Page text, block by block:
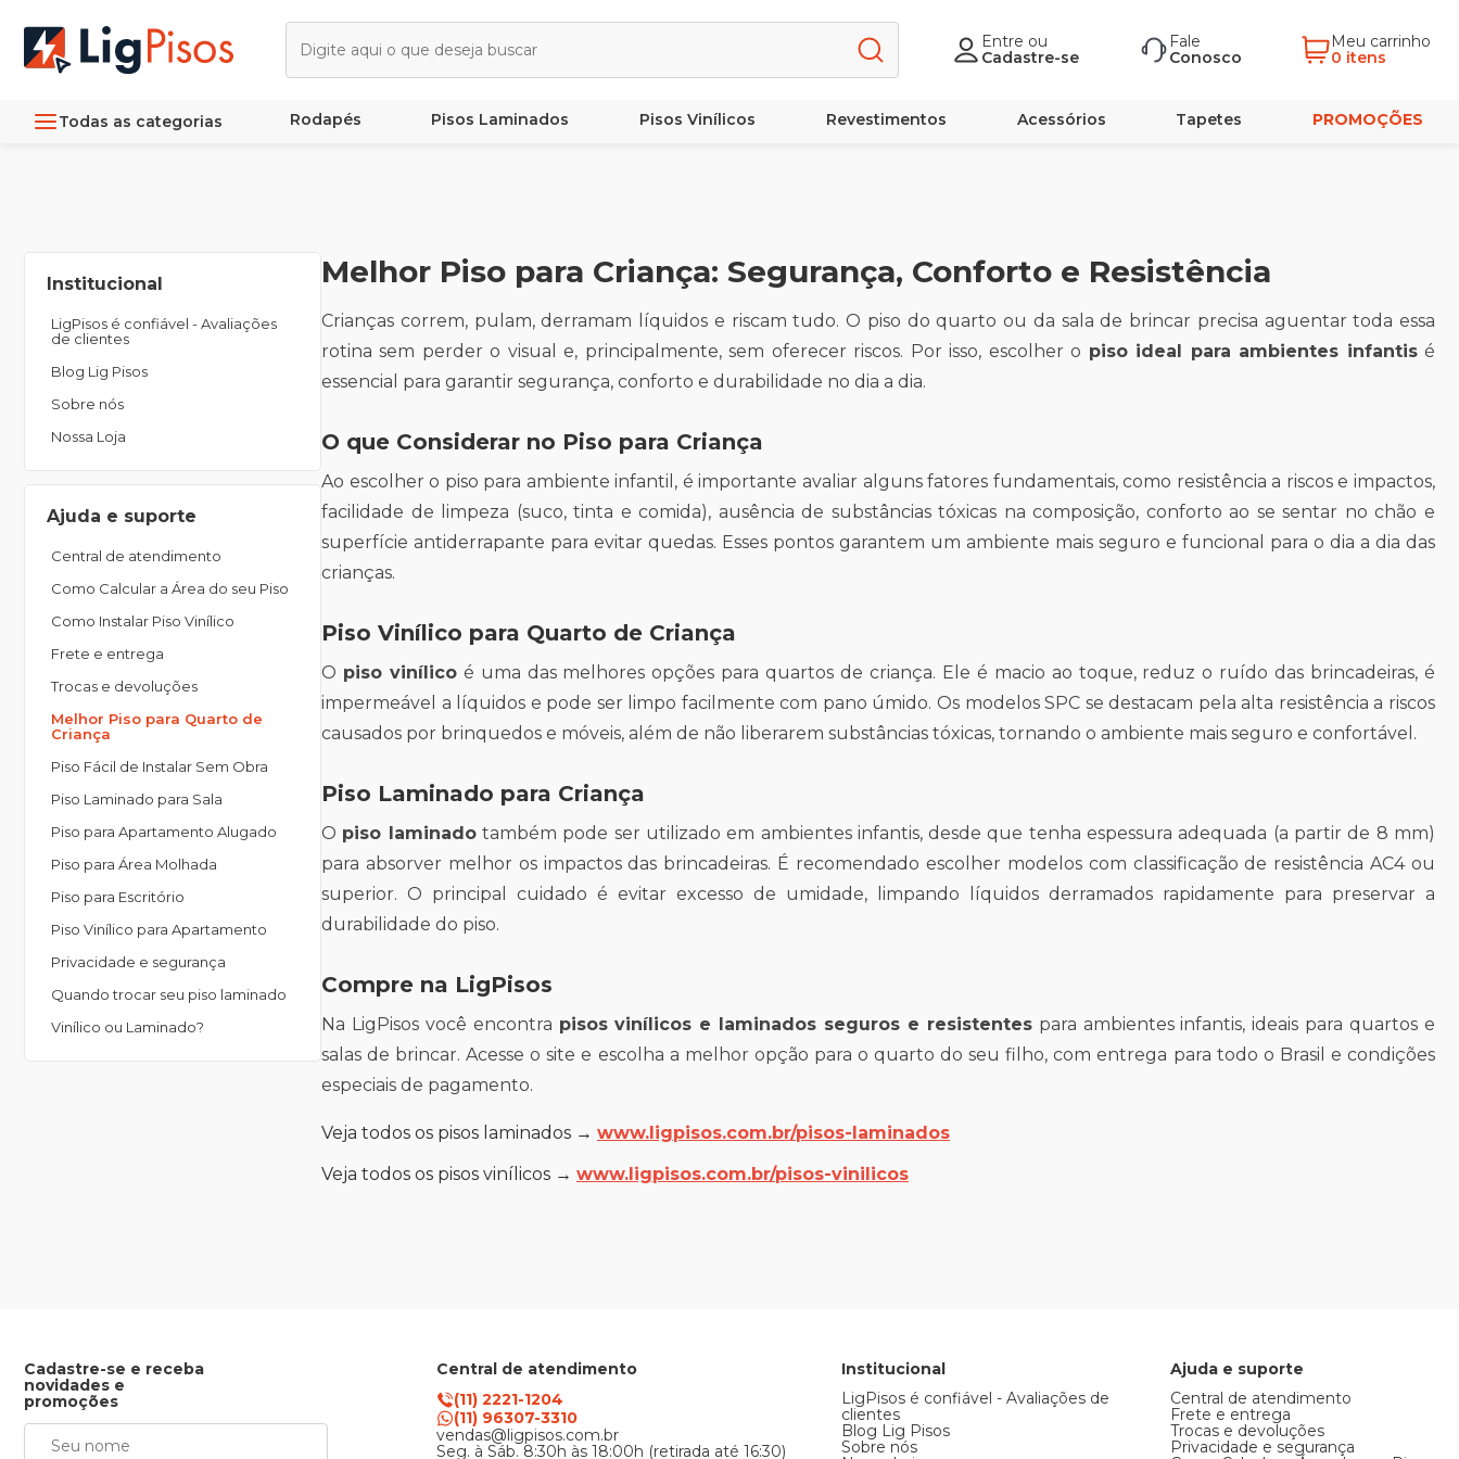
Entre ou
Cadastre-se
Fale
Conosco
Meu carrinho
0 itens
Todas as categorias Rodapés Pisos Laminados Pisos Vinílicos Revestimentos Acessórios Tapetes PROMOÇÕES
Institucional
LigPisos é confiável - Avaliações
de clientes
Blog Lig Pisos
Sobre nós
Nossa Loja
Ajuda e suporte
Central de atendimento
Como Calcular a Área do seu Piso
Como Instalar Piso Vinílico
Frete e entrega
Trocas e devoluções
Melhor Piso para Quarto de
Criança
Piso Fácil de Instalar Sem Obra
Piso Laminado para Sala
Piso para Apartamento Alugado
Piso para Área Molhada
Piso para Escritório
Piso Vinílico para Apartamento
Privacidade e segurança
Quando trocar seu piso laminado
Vinílico ou Laminado?
Melhor Piso para Criança: Segurança, Conforto e Resistência
Crianças correm, pulam, derramam líquidos e riscam tudo. O piso do quarto ou da sala de brincar precisa aguentar toda essa
rotina sem perder o visual e, principalmente, sem oferecer riscos. Por isso, escolher o piso ideal para ambientes infantisé
essencial para garantir segurança, conforto e durabilidade no dia a dia.
O que Considerar no Piso para Criança
Ao escolher o piso para ambiente infantil, é importante avaliar alguns fatores fundamentais, como resistência a riscos e impactos,
facilidade de limpeza (suco, tinta e comida), ausência de substâncias tóxicas na composição, conforto ao se sentar no chão e
superfície antiderrapante para evitar quedas. Esses pontos garantem um ambiente mais seguro e funcional para o dia a dia das
crianças.
Piso Vinílico para Quarto de Criança
O piso vinílicoé uma das melhores opções para quartos de criança. Ele é macio ao toque, reduz o ruído das brincadeiras, é
impermeável a líquidos e pode ser limpo facilmente com pano úmido. Os modelos SPC se destacam pela alta resistência a riscos
causados por brinquedos e móveis, além de não liberarem substâncias tóxicas, tornando o ambiente mais seguro e confortável.
Piso Laminado para Criança
O piso laminadotambém pode ser utilizado em ambientes infantis, desde que tenha espessura adequada (a partir de 8 mm)
para absorver melhor os impactos das brincadeiras. É recomendado escolher modelos com classificação de resistência AC4 ou
superior. O principal cuidado é evitar excesso de umidade, limpando líquidos derramados rapidamente para preservar a
durabilidade do piso.
Compre na LigPisos
Na LigPisos você encontra pisos vinílicos e laminados seguros e resistentespara ambientes infantis, ideais para quartos e
salas de brincar. Acesse o site e escolha a melhor opção para o quarto do seu filho, com entrega para todo o Brasil e condições
especiais de pagamento.
Veja todos os pisos laminados → www.ligpisos.com.br/pisos-laminados
Veja todos os pisos vinílicos → www.ligpisos.com.br/pisos-vinilicos
Cadastre-se e receba
novidades e
promoções
Central de atendimento
(11) 2221-1204
(11) 96307-3310
vendas@ligpisos.com.br
Seg. à Sáb. 8:30h às 18:00h (retirada até 16:30)
Institucional
LigPisos é confiável - Avaliações de
clientes
Blog Lig Pisos
Sobre nós
Ajuda e suporte
Central de atendimento
Frete e entrega
Trocas e devoluções
Privacidade e segurança